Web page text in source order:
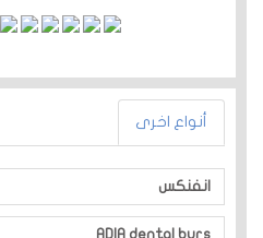
أنواع اخرى
انفنكس
ADIA dental burs